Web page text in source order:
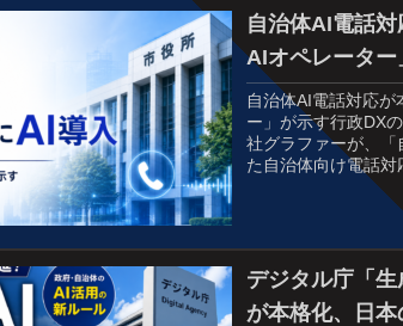
自治体AI電話
AIオペレータ
自治体AI電話対応
ー」が示す行政DX
社グラファーが、
た自治体向け電話対
デジタル庁「
が本格化、日